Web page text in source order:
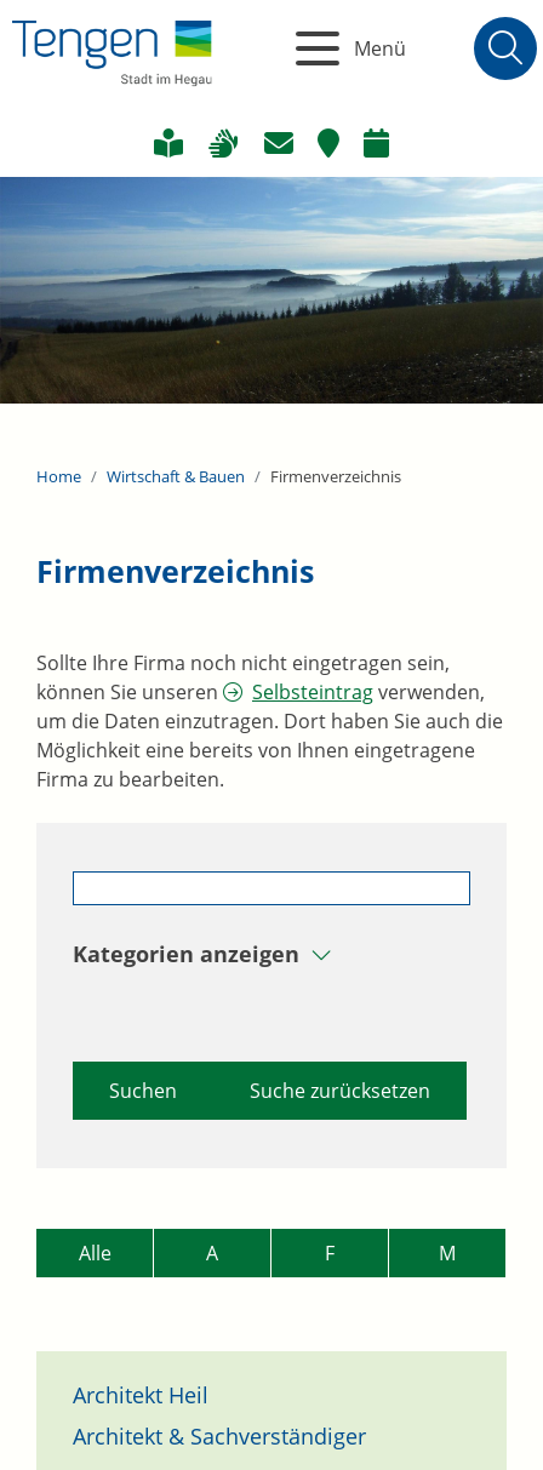
Menü
Home Wirtschaft & Bauen Firmenverzeichnis
Firmenverzeichnis
Sollte Ihre Firma noch nicht eingetragen sein,
können Sie unseren
Selbsteintragverwenden,
um die Daten einzutragen. Dort haben Sie auch die
Möglichkeit eine bereits von Ihnen eingetragene
Firma zu bearbeiten.
Kategorien anzeigen
Suche zurücksetzen
Alle A F M
Architekt Heil
Architekt & Sachverständiger